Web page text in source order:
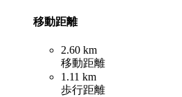
移動距離
2.60 km
移動距離
1.11 km
歩行距離